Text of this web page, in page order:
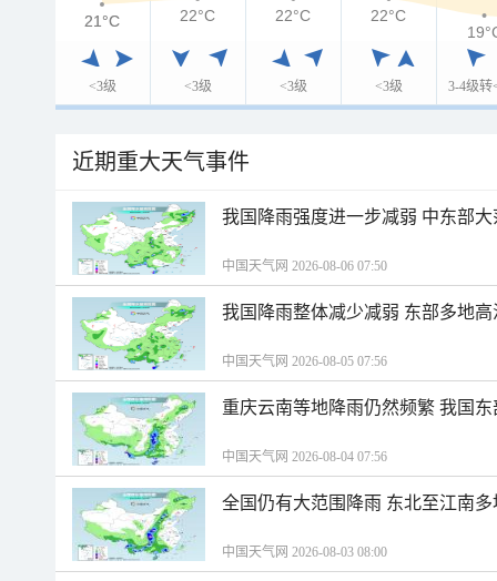
<3级 <3级 <3级 <3级 3-4级转
21°C
21°C 22°C 22°C
22°C
近期重大天气事件
我国降雨强度进一步减弱 中东部
中国天气网 2026-08-06 07:50
我国降雨整体减少减弱 东部多地
中国天气网 2026-08-05 07:56
重庆云南等地降雨仍然频繁 我国
中国天气网 2026-08-04 07:56
全国仍有大范围降雨 东北至江南
中国天气网 2026-08-03 08:00